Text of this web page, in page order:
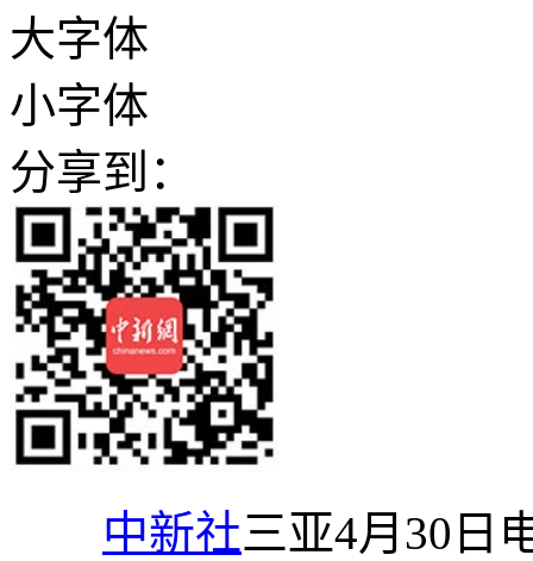
大字体
小字体
分享到：
中新社三亚4月30日